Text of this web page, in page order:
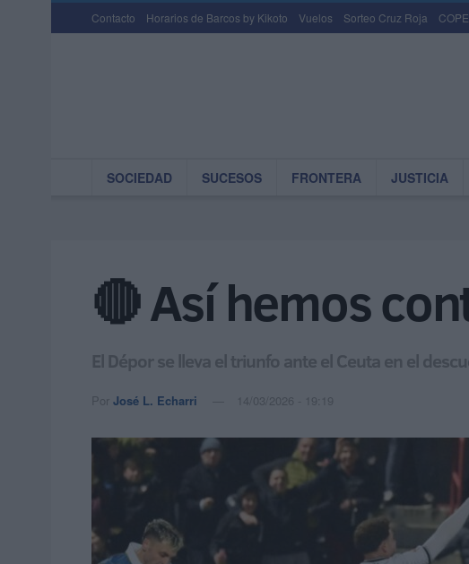
Contacto Horarios de Barcos by Kikoto Vuelos Sorteo Cruz Roja
SOCIEDAD SUCESOS FRONTERA JUSTICIA
🔴 Así hemos
El Dépor se lleva el triunfo ante el Ceuta en el
Por José L. Echarri 14/03/2026 - 19:19